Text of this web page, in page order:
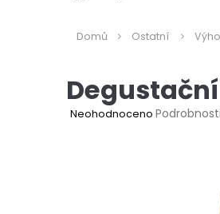
Domů Ostatní
Průměrné
Neohodnoceno